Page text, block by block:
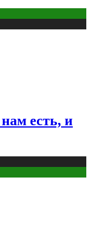
есть, и